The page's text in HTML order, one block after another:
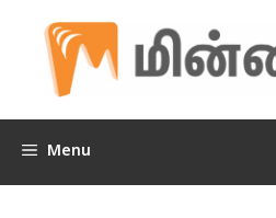
content
Menu